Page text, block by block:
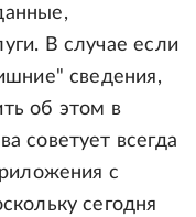
В случае если
сведения,
об этом в
советует всегда
с
сегодня